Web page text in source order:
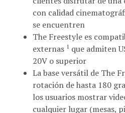
con calidad
se encuentren
The Freestyle es
externas 1 que admiten
20V o superior
La base versátil de The
rotación de hasta 180
los usuarios mostrar
cualquier lugar (mesas,